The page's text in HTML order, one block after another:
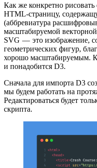
Как же конкретно
HTML-страницу,
(аббревиатура
масштабируемой
SVG — это изображение,
геометрических фигур,
хорошо масштабируемым.
и понадобится D3.
Сначала для импорта D3
мы будем работать на
Редактироваться будет
скрипта.